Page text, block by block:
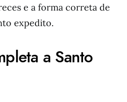
e a forma correta de
expedito.
a Santo